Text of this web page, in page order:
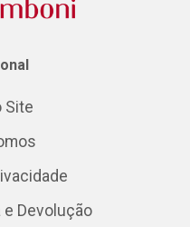
Site
e Devolução